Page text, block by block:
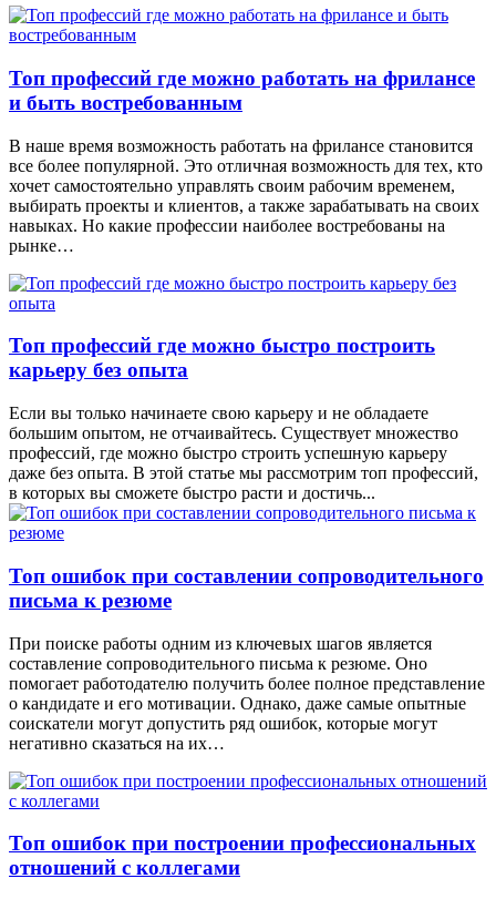
Топ профессий где можно работать на фрилансе
и быть востребованным
В наше время возможность работать на фрилансе становится
все более популярной. Это отличная возможность для тех, кто
хочет самостоятельно управлять своим рабочим временем,
выбирать проекты и клиентов, а также зарабатывать на своих
навыках. Но какие профессии наиболее востребованы на
рынке…
Топ профессий где можно быстро построить
карьеру без опыта
Если вы только начинаете свою карьеру и не обладаете
большим опытом, не отчаивайтесь. Существует множество
профессий, где можно быстро строить успешную карьеру
даже без опыта. В этой статье мы рассмотрим топ профессий,
в которых вы сможете быстро расти и достичь...
Топ ошибок при составлении сопроводительного
письма к резюме
При поиске работы одним из ключевых шагов является
составление сопроводительного письма к резюме. Оно
помогает работодателю получить более полное представление
о кандидате и его мотивации. Однако, даже самые опытные
соискатели могут допустить ряд ошибок, которые могут
негативно сказаться на их…
Топ ошибок при построении профессиональных
отношений с коллегами